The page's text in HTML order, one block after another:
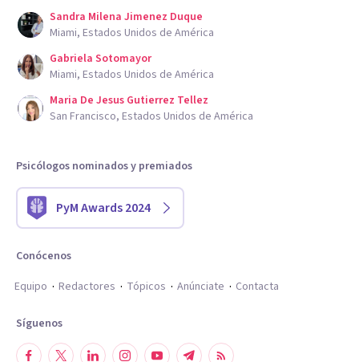
Sandra Milena Jimenez Duque
Miami, Estados Unidos de América
Gabriela Sotomayor
Miami, Estados Unidos de América
Maria De Jesus Gutierrez Tellez
San Francisco, Estados Unidos de América
Psicólogos nominados y premiados
PyM Awards 2024
Conócenos
Equipo
Redactores Tópicos Anúnciate Contacta
Síguenos